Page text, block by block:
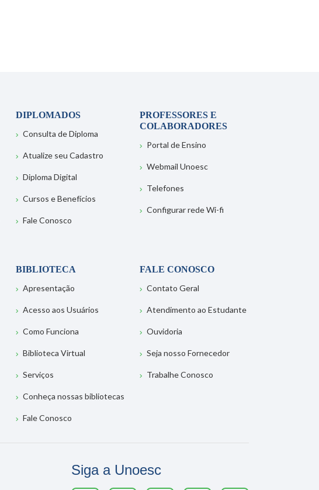
DIPLOMADOS
Consulta de Diploma
Atualize seu Cadastro
Diploma Digital
Cursos e Benefícios
Fale Conosco
PROFESSORES E
COLABORADORES
Portal de Ensino
Webmail Unoesc
Telefones
Configurar rede Wi-fi
BIBLIOTECA
Apresentação
Acesso aos Usuários
Como Funciona
Biblioteca Virtual
Serviços
Conheça nossas bibliotecas
Fale Conosco
FALE CONOSCO
Contato Geral
Atendimento ao Estudante
Ouvidoria
Seja nosso Fornecedor
Trabalhe Conosco
Siga a Unoesc